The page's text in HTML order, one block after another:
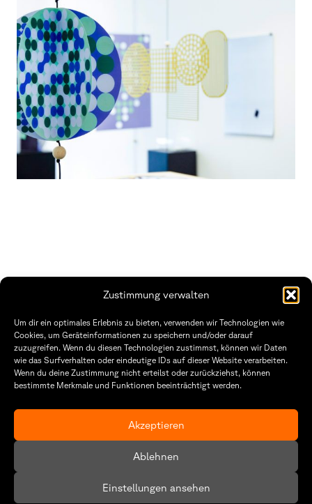
Zustimmung verwalten
Um dir ein optimales Erlebnis zu bieten, verwenden wir Technologien wie
Cookies, um Geräteinformationen zu speichern und/oder darauf
zuzugreifen. Wenn du diesen Technologien zustimmst, können wir Daten
wie das Surfverhalten oder eindeutige IDs auf dieser Website verarbeiten.
Wenn du deine Zustimmung nicht erteilst oder zurückziehst, können
bestimmte Merkmale und Funktionen beeinträchtigt werden.
Akzeptieren
Ablehnen
Einstellungen ansehen
THWS | Fakultät Gestaltung Würzburg
Technische Hochschule
Würzburg-Schweinfurt
Sanderheinrichsleitenweg 20
97074 Würzburg
tel: +49 931 35 11 93 02
Öffnungszeiten Dekanat
Montag – Freitag
8:30 – 12:00
Dienstag & Donnerstag
8:30 – 15:30
Datenschutzerklärung